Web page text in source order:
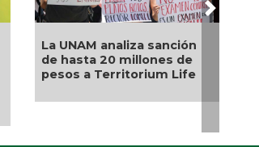
La UNAM analiza sanción
de hasta 20 millones de
pesos a Territorium Life
Next